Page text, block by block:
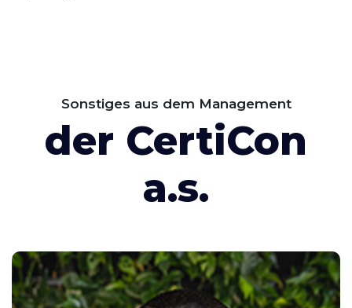
Sonstiges aus dem Management
der CertiCon
a.s.